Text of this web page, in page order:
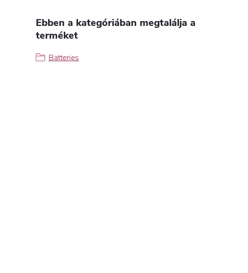
Ebben a kategóriában megtalálja a
terméket
Batteries